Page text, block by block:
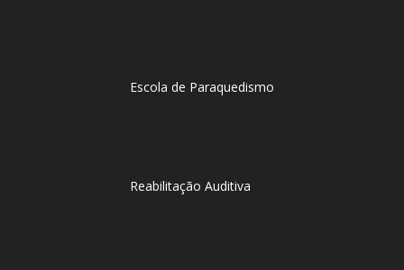
Escola de Paraquedismo
Reabilitação Auditiva